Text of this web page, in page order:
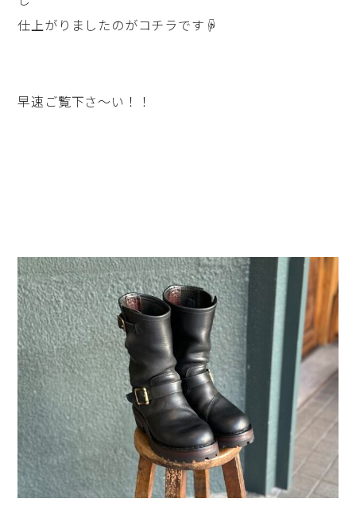
仕上がりましたのがコチラです☟
早速ご覧下さ～い！！